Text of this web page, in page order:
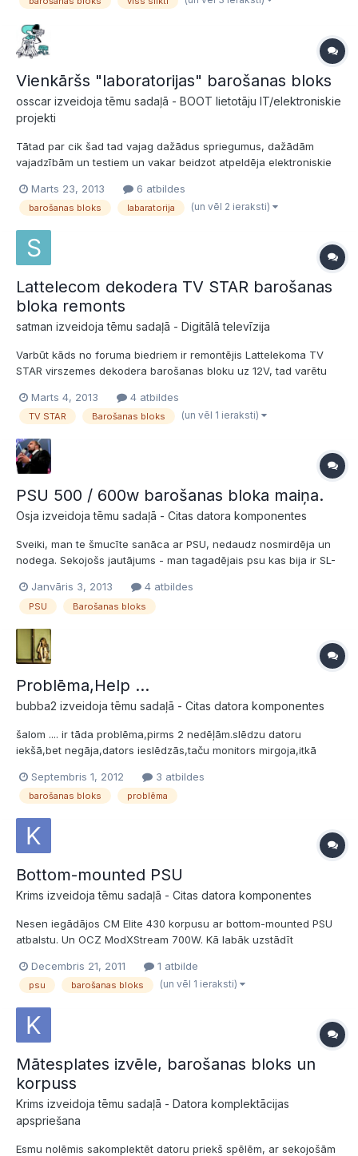
Vienkāršs "laboratorijas" barošanas bloks
osscar izveidoja tēmu sadaļā - BOOT lietotāju IT/elektroniskie
projekti
Tātad par cik šad tad vajag dažādus spriegumus, dažādām
vajadzībām un testiem un vakar beidzot atpeldēja elektroniskie
http://www.sentex.ca/~mec1995/circ/VarReg1/VarReg1.html
Varbūt te ledu spīdinātajiem ar tādu baroklīti vajag - tāpēc
Marts 23, 2013 6 atbildes
barošanas bloks labaratorija (un vēl 2 ieraksti)
Lattelecom dekodera TV STAR barošanas
bloka remonts
satman izveidoja tēmu sadaļā - Digitālā televīzija
Varbūt kāds no foruma biedriem ir remontējis Lattelekoma TV
STAR virszemes dekodera barošanas bloku uz 12V, tad varētu
vairāki gabali mētājas ienāca prātā varbūt ka ir vērts saremontēt.
Saprotu ka jaunu pa 5ls var nopirkt, bet nu tomē...
Marts 4, 2013 4 atbildes
TV STAR Barošanas bloks (un vēl 1 ieraksti)
PSU 500 / 600w barošanas bloka maiņa.
Osja izveidoja tēmu sadaļā - Citas datora komponentes
Sveiki, man te šmucīte sanāca ar PSU, nedaudz nosmirdēja un
nodega. Sekojošs jautājums - man tagadējais psu kas bija ir SL-
codegen psu 600w? P.S. Varbūt kādam kāds mētājas un grib
pārdot?
Janvāris 3, 2013 4 atbildes
PSU Barošanas bloks
Problēma,Help ...
bubba2 izveidoja tēmu sadaļā - Citas datora komponentes
šalom .... ir tāda problēma,pirms 2 nedēļām.slēdzu datoru
iekšā,bet negāja,dators ieslēdzās,taču monitors mirgoja,itkā
melns,nemaz neislēdzās,dators tik rūkt sāka un viss,arī lādēt
neko nelādēja .. zinu,ka tāda problēma ir ja nojūk baroša...
Septembris 1, 2012 3 atbildes
barošanas bloks problēma
Bottom-mounted PSU
Krims izveidoja tēmu sadaļā - Citas datora komponentes
Nesen iegādājos CM Elite 430 korpusu ar bottom-mounted PSU
atbalstu. Un OCZ ModXStream 700W. Kā labāk uzstādīt
ka vēsāku gaisu ņem no apakšas. Bet tai pat laikā tas var
noderēt arī kā siltā gaisa izvadītājs korpusam.
Decembris 21, 2011 1 atbilde
psu barošanas bloks (un vēl 1 ieraksti)
Mātesplates izvēle, barošanas bloks un
korpuss
Krims izveidoja tēmu sadaļā - Datora komplektācijas
apspriešana
Esmu nolēmis sakomplektēt datoru priekš spēlēm, ar sekojošām